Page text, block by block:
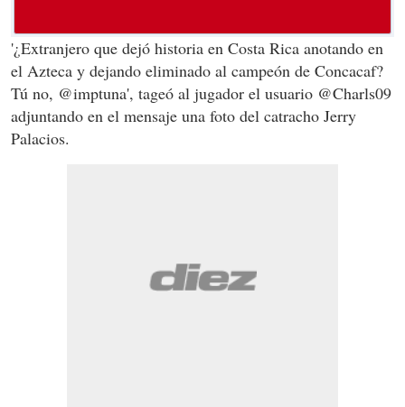
'¿Extranjero que dejó historia en Costa Rica anotando en
el Azteca y dejando eliminado al campeón de Concacaf?
Tú no, @imptuna', tageó al jugador el usuario @Charls09
adjuntando en el mensaje una foto del catracho Jerry
Palacios.